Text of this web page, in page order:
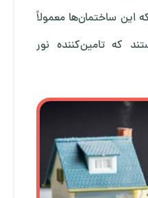
این ساختمان‌ها معمولاً
که تامین‌کننده نور